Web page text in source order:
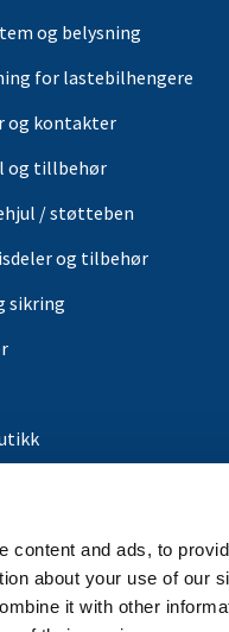
content and ads, to
about your use of our
it with other
og belysning
for lastebilhengere
og kontakter
og tillbehør
/ støtteben
og tilbehør
sikring